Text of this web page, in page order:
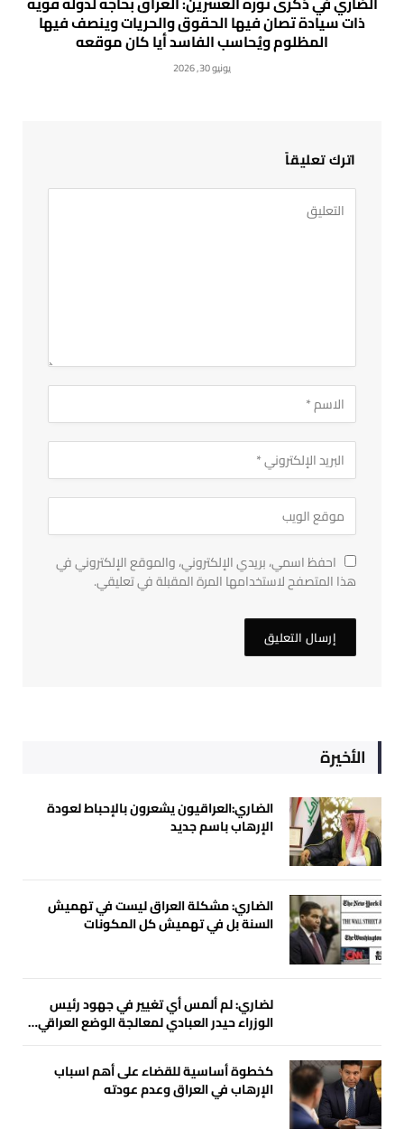
ذات سيادة تصان فيها الحقوق والحريات وينصف فيها
المظلوم ويُحاسب الفاسد أيا كان موقعه
يونيو 30, 2026
اترك تعليقاً
احفظ اسمي، بريدي الإلكتروني، والموقع الإلكتروني في
هذا المتصفح لاستخدامها المرة المقبلة في تعليقي.
الأخيرة
الضاري:العراقيون يشعرون بالإحباط لعودة
الإرهاب باسم جديد
الضاري: مشكلة العراق ليست في تهميش
السنة بل في تهميش كل المكونات
لضاري: لم ألمس أي تغيير في جهود رئيس
الوزراء حيدر العبادي لمعالجة الوضع العراقي…
كخطوة أساسية للقضاء على أهم اسباب
الإرهاب في العراق وعدم عودته